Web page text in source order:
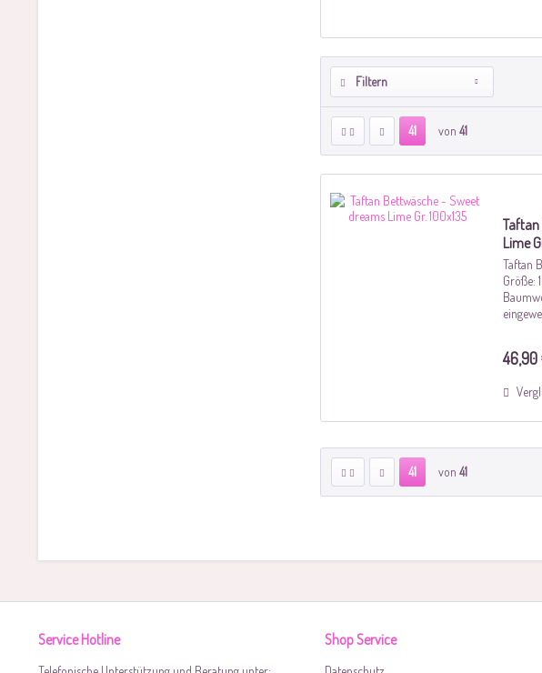
Filtern
41 von 41
Lime
Taftan
Größe:
41 von 41
Service Hotline Shop Service